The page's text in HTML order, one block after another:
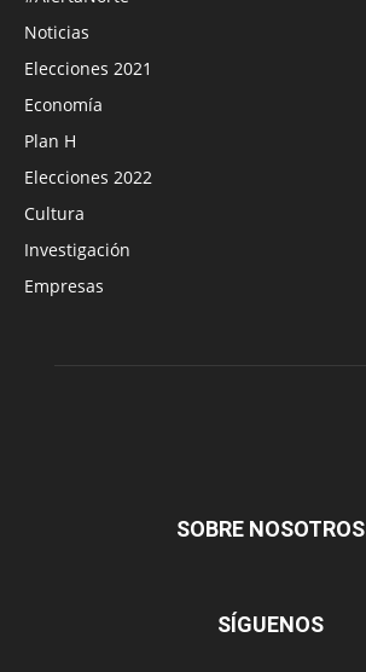
Noticias
Elecciones 2021
Economía
Plan H
Elecciones 2022
Cultura
Investigación
Empresas
SOBRE NOSOTROS
SÍGUENOS